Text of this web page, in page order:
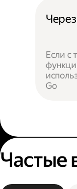
Если с
Go
Частые